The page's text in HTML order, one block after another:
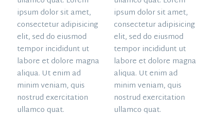
ipsum dolor sit amet,
consectetur adipisicing
elit, sed do eiusmod
tempor incididunt ut
labore et dolore magna
aliqua. Ut enim ad
minim veniam, quis
nostrud exercitation
ullamco quat.
ipsum dolor sit amet,
consectetur adipisicing
elit, sed do eiusmod
tempor incididunt ut
labore et dolore magna
aliqua. Ut enim ad
minim veniam, quis
nostrud exercitation
ullamco quat.